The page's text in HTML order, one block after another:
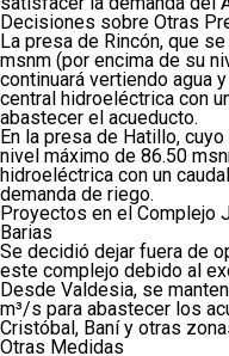
Decisiones sobre Otras
La presa de Rincón, que
msnm (por encima de su
continuará vertiendo agua
central hidroeléctrica con
abastecer el acueducto.
En la presa de Hatillo,
nivel máximo de 86.50
hidroeléctrica con un
demanda de riego.
Proyectos en el Complejo
Barias
Se decidió dejar fuera de
este complejo debido al
Desde Valdesia, se
m³/s para abastecer los
Cristóbal, Baní y otras
Otras Medidas